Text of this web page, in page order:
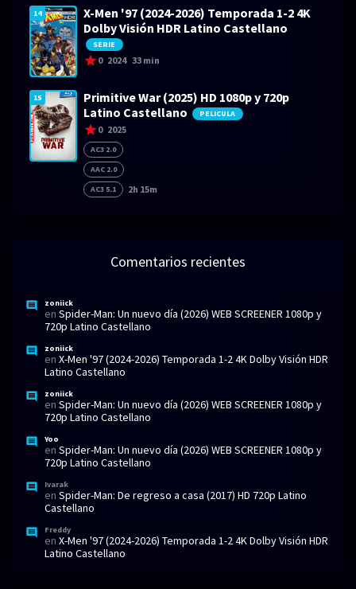
14
X-Men '97 (2024-2026) Temporada 1-2 4K
Dolby Visión HDR Latino Castellano
SERIE
0 2024 33 min
15
Primitive War (2025) HD 1080p y 720p
Latino Castellano
PELICULA
0 2025
AC3 2.0
AAC 2.0
AC3 5.1
2h 15m
Comentarios recientes
zoniick
en Spider-Man: Un nuevo día (2026) WEB SCREENER 1080p y
720p Latino Castellano
zoniick
en X-Men '97 (2024-2026) Temporada 1-2 4K Dolby Visión HDR
Latino Castellano
zoniick
en Spider-Man: Un nuevo día (2026) WEB SCREENER 1080p y
720p Latino Castellano
Yoo
en Spider-Man: Un nuevo día (2026) WEB SCREENER 1080p y
720p Latino Castellano
Ivarak
en Spider-Man: De regreso a casa (2017) HD 720p Latino
Castellano
Freddy
en X-Men '97 (2024-2026) Temporada 1-2 4K Dolby Visión HDR
Latino Castellano